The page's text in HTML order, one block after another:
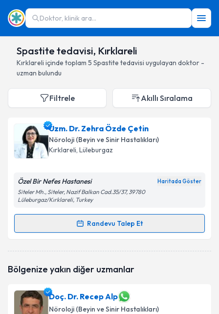
Doktor, klinik ara...
Spastite tedavisi, Kırklareli
Kırklareli içinde toplam 5 Spastite tedavisi uygulayan doktor -
uzman bulundu
Filtrele Akıllı Sıralama
Uzm. Dr. Zehra Özde Çetin
Nöroloji (Beyin ve Sinir Hastalıkları)
Kırklareli, Lüleburgaz
Özel Bir Nefes Hastanesi Haritada Göster
Siteler Mh., Siteler, Nazif Balkan Cad.35/37, 39780
Lüleburgaz/Kırklareli, Turkey
Randevu Talep Et
Randevu Takvimi Talebi
talebi oluşturun. Size bu uzmandan randevu almanız
bilgilendireceğiz.
E-posta Adresiniz
Bölgenize yakın diğer uzmanlar
Doç. Dr. Recep Alp
Nöroloji (Beyin ve Sinir Hastalıkları)